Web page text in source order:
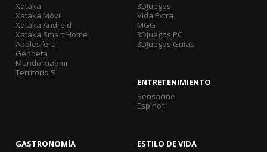
Xataka
Xataka Móvil
Xataka Android
Xataka Smart Home
Applesfera
Genbeta
Mundo Xiaomi
Territorio S
3DJuegos
Vida Extra
MGG
3DJuegos PC
3DJuegos Guías
ENTRETENIMIENTO
Sensacine
Espinof
GASTRONOMÍA
ESTILO DE VIDA